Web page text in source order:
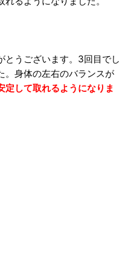
とうございます。3回目でし
。身体の左右のバランスが
定して取れるようになりま